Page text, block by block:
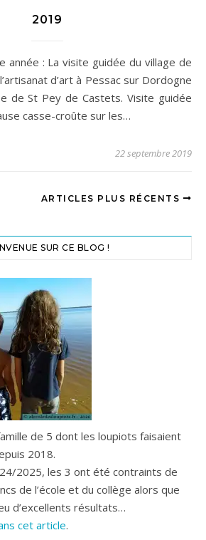
2019
d’art à Pessac sur Dordogne
de St Pey de Castets. Visite guidée
casse-croûte sur les…
22 septembre 2019
ARTICLES PLUS RÉCENTS
SUR CE BLOG !
de 5 dont les loupiots faisaient
2018.
2025, les 3 ont été contraints de
de l’école et du collège alors que
d’excellents résultats…
cet article.